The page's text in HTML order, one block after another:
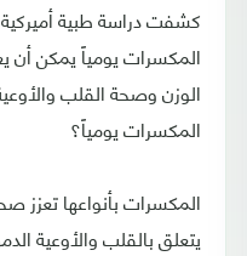
كشفت دراسة طبية
المكسرات يومياً يمكن أن
الوزن وصحة القلب
المكسرات يومياً؟
المكسرات بأنواعها تعزز
يتعلق بالقلب والأوعية